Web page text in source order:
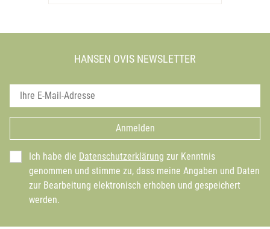
HANSEN OVIS NEWSLETTER
Anmelden
Ich habe die Datenschutzerklärung zur Kenntnis
genommen und stimme zu, dass meine Angaben und Daten
zur Bearbeitung elektronisch erhoben und gespeichert
werden.